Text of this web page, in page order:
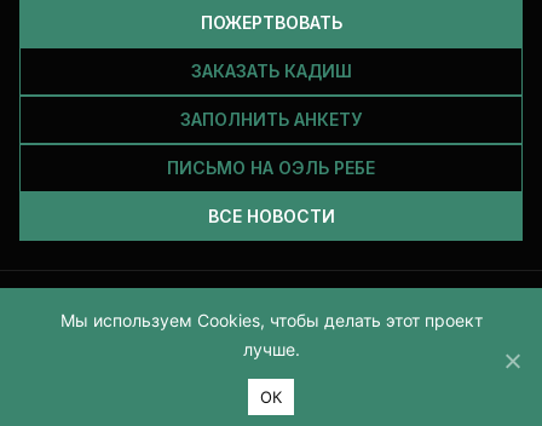
ПОЖЕРТВОВАТЬ
ЗАКАЗАТЬ КАДИШ
ЗАПОЛНИТЬ АНКЕТУ
ПИСЬМО НА ОЭЛЬ РЕБЕ
ВСЕ НОВОСТИ
Все права защищены и принадлежат Еврейской общине Днепра.
2026
Мы используем Cookies, чтобы делать этот проект
лучше.
ОК